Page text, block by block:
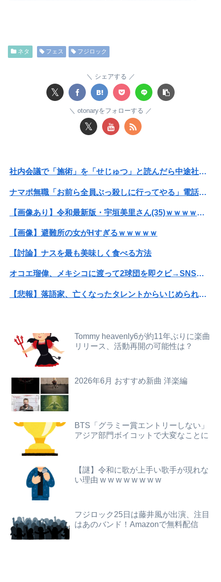
【動画】台風13号の進路予想、明らかにおかしい…
同期との昼飯。餃子定食の量が多く食ってもらおうと思ったら俺の餃子にタレと酢を直接かけた
【竜王戦】柵木幹太五段が先勝
世界初の超伝導量子熱機関…燃料もピストンもない量子エンジンが回った！
【予算100万】市長「特定外来生物クビアカは気持ち悪い虫だしそんな需要ないと思う」1匹300円相当の報奨金→初日に42万取られ焦り
【画像】避難所の女がHすぎるｗｗｗｗｗ
世界一の登山家ニルマル・プルジャ(43歳)、雪崩で死亡
【討論】ナスを最も美味しく食べる方法
【日向坂46】月刊ジャイアンツ公式、重大告知！
ネタ フェス フジロック
シェアする
𝕏
otonaryをフォローする
𝕏
社内会議で「施術」を「せじゅつ」と読んだら中途社員にすら笑われたｗｗｗｗｗｗ
ナマポ無職「お前ら全員ぶっ殺しに行ってやる」電話でナマポの打ち切り伝えられ市職員を脅す
【画像あり】令和最新版・宇垣美里さん(35)ｗｗｗｗｗｗｗｗｗ
【画像】避難所の女がHすぎるｗｗｗｗｗ
【討論】ナスを最も美味しく食べる方法
オコエ瑠偉、メキシコに渡って2球団を即クビ→SNS更新が3ヶ月間止まって消息不明に
【悲報】落語家、亡くなったタレントからいじめられた過去を告白する…
【画像】X女子「ガチでこういう彼氏欲しくて息できん」 2000万バズ
【悲報】Mrs. GREEN APPLE、マジで逝くwwwwww
【驚愕】年商10億円を超える『ひとり親方』が激増 Mac miniを大量購入しAIを従業員に
【動画】台風13号の進路予想、明らかにおかしい…
【画像】ハビタ部長「戻れるなら売上金庫に戻して 無理なら全然いいです イオンが戻って良いって言わなきゃ入ったらダメです」
Tommy heavenly6が約11年ぶりに楽曲
リリース、活動再開の可能性は？
2026年6月 おすすめ新曲 洋楽編
BTS「グラミー賞エントリーしない」
アジア部門ボイコットで大変なことに
【謎】令和に歌が上手い歌手が現れな
い理由 w w w w w w w w
フジロック25日は藤井風が出演、注目
はあのバンド！Amazonで無料配信